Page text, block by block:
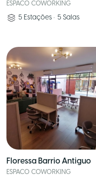
ESPACO COWORKING
5 Estações •5 Salas
Floressa Barrio Antiguo
ESPACO COWORKING